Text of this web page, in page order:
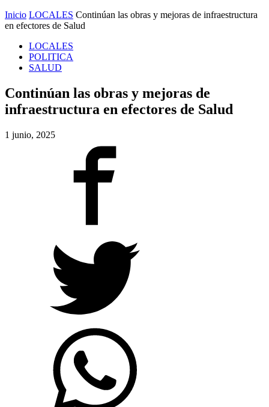
Inicio LOCALES Continúan las obras y mejoras de infraestructura
en efectores de Salud
LOCALES
POLITICA
SALUD
Continúan las obras y mejoras de
infraestructura en efectores de Salud
1 junio, 2025